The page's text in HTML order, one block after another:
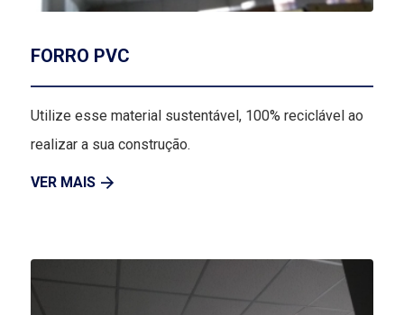
FORRO PVC
Utilize esse material sustentável, 100% reciclável ao
realizar a sua construção.
VER MAIS